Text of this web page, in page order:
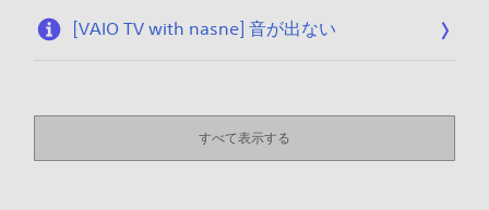
[VAIO TV with nasne] 音が出ない
すべて表示する